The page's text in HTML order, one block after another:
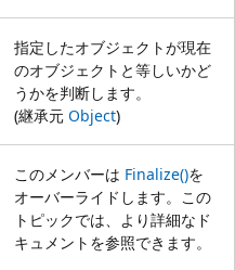
指定したオブジェクトが現在
のオブジェクトと等しいかど
うかを判断します。
(継承元 Object)
このメンバーは Finalize()を
オーバーライドします。この
トピックでは、より詳細なド
キュメントを参照できます。